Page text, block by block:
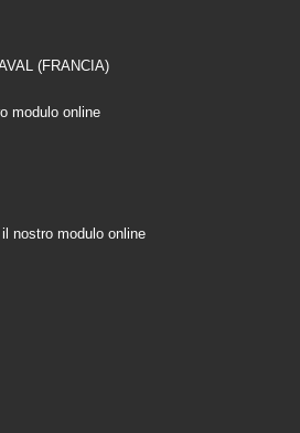
(FRANCIA)
modulo online
nostro modulo online